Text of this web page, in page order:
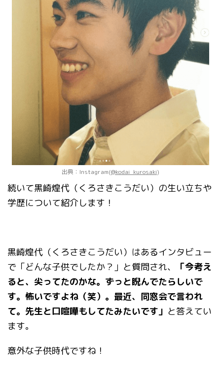
出典：Instagram(@kodai_kurosaki)
続いて黒崎煌代（くろさきこうだい）の生い立ちや
学歴について紹介します！
黒崎煌代（くろさきこうだい）はあるインタビュー
で「どんな子供でしたか？」と質問され、
「今考え
ると、尖ってたのかな。ずっと睨んでたらしいで
す。怖いですよね（笑）。最近、同窓会で言われ
て。先生と口喧嘩もしてたみたいです」 と答えてい
ます。
意外な子供時代ですね！